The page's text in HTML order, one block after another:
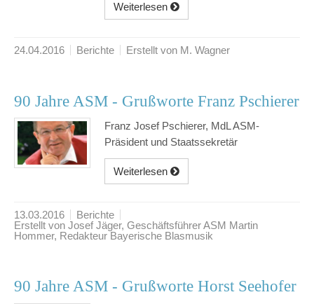
Weiterlesen
24.04.2016 Berichte Erstellt von M. Wagner
90 Jahre ASM - Grußworte Franz Pschierer
Franz Josef Pschierer, MdL ASM-
Präsident und Staatssekretär
Weiterlesen
13.03.2016
Berichte
Erstellt von Josef Jäger, Geschäftsführer ASM Martin
Hommer, Redakteur Bayerische Blasmusik
90 Jahre ASM - Grußworte Horst Seehofer